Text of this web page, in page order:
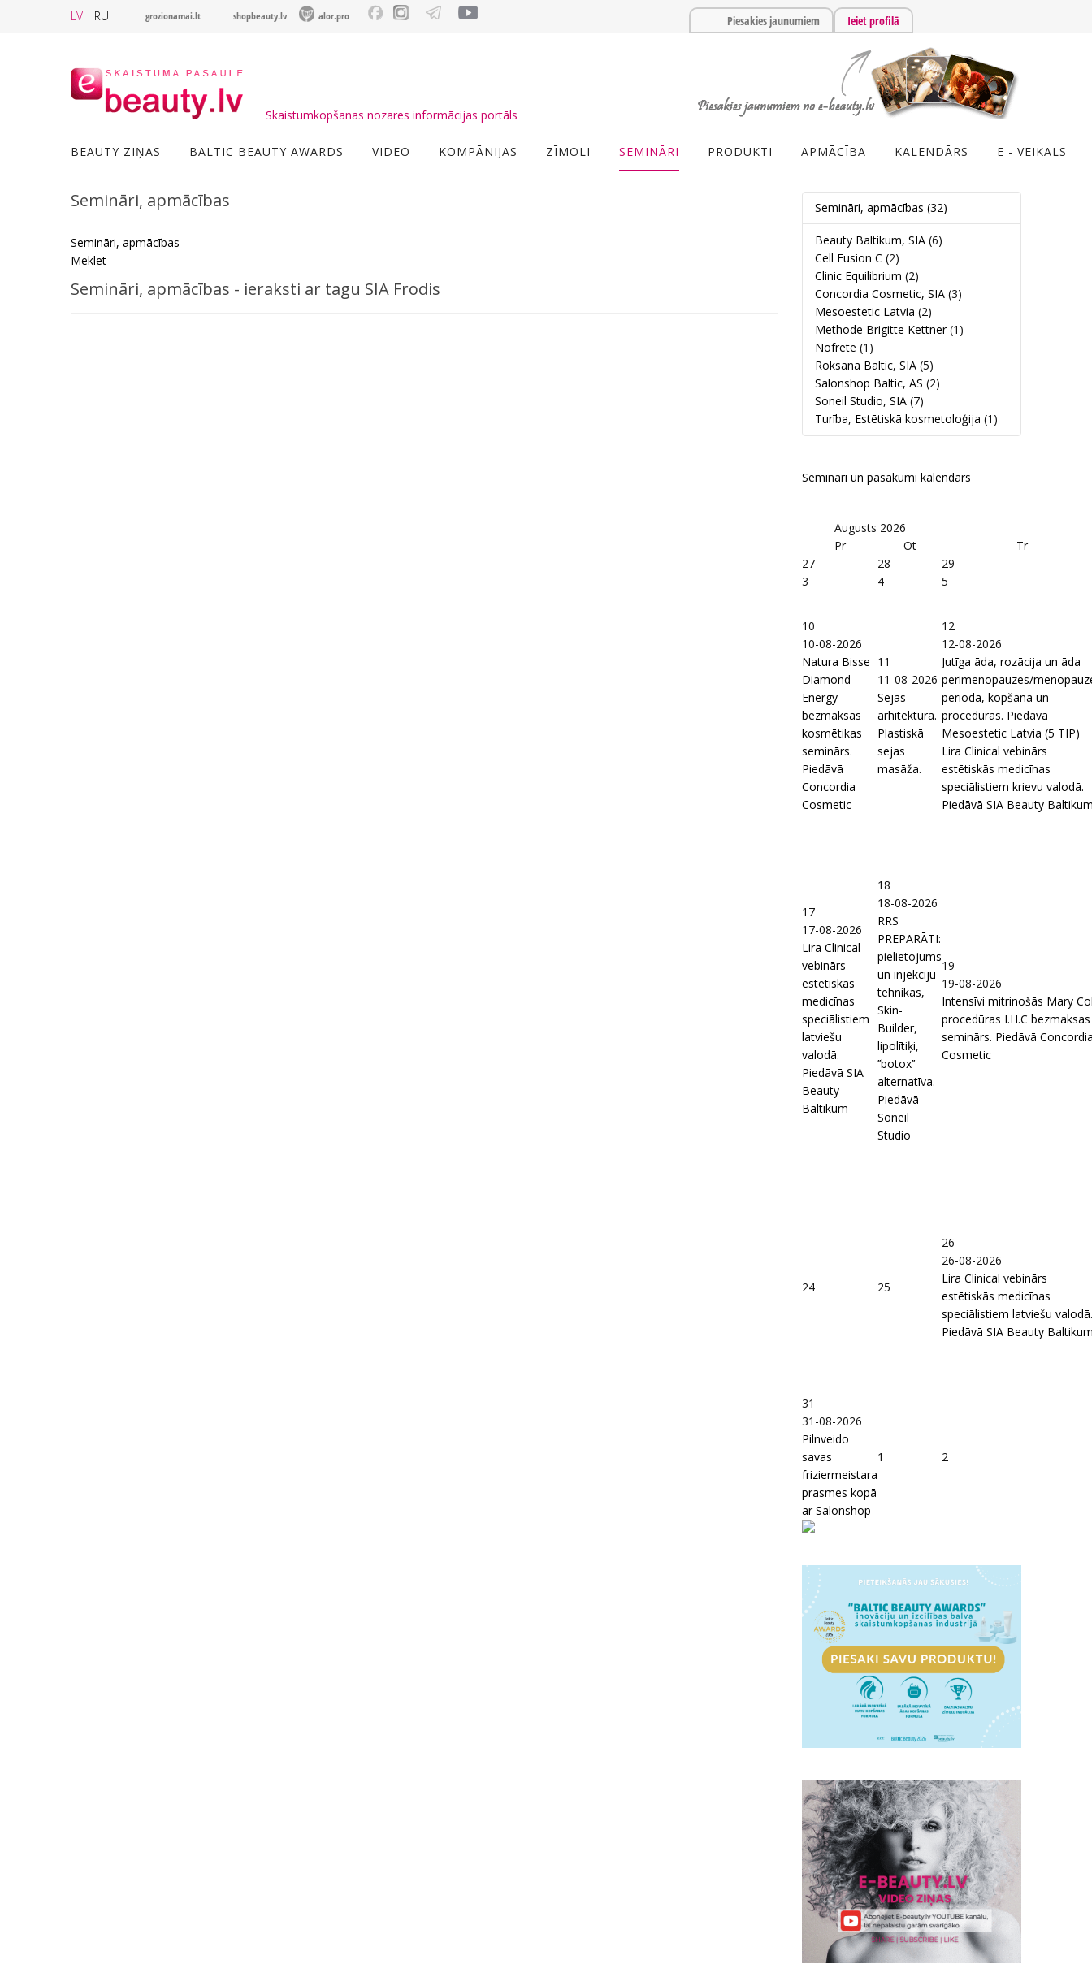
LV RU grozionamai.lt shopbeauty.lv alor.pro Piesakies jaunumiem Ieiet profilā
Skaistumkopšanas nozares informācijas portāls
BEAUTY ZIŅAS BALTIC BEAUTY AWARDS VIDEO KOMPĀNIJAS ZĪMOLI SEMINĀRI PRODUKTI APMĀCĪBA KALENDĀRS E - VEIKALS
Semināri, apmācības
Semināri, apmācības
Meklēt
Semināri, apmācības - ieraksti ar tagu SIA Frodis
Semināri, apmācības (32)
Beauty Baltikum, SIA (6)
Cell Fusion C (2)
Clinic Equilibrium (2)
Concordia Cosmetic, SIA (3)
Mesoestetic Latvia (2)
Methode Brigitte Kettner (1)
Nofrete (1)
Roksana Baltic, SIA (5)
Salonshop Baltic, AS (2)
Soneil Studio, SIA (7)
Turība, Estētiskā kosmetoloģija (1)
Semināri un pasākumi kalendārs
Augusts 2026
Pr
Ot
Tr
27
28
29
3
4 5
10
10-08-2026
Natura Bisse
Diamond
Energy
bezmaksas
kosmētikas
seminārs.
Piedāvā
Concordia
Cosmetic
11
11-08-2026
Sejas
arhitektūra.
Plastiskā
sejas
masāža.
12
12-08-2026
Jutīga āda, rozācija un āda
perimenopauzes/
periodā, kopšana un
procedūras. Piedāvā
Mesoestetic Latvia (5 TIP)
Lira Clinical vebinārs
estētiskās medicīnas
speciālistiem krievu valodā.
Piedāvā SIA Beauty
17
17-08-2026
Lira Clinical
vebinārs
estētiskās
medicīnas
speciālistiem
latviešu
valodā.
Piedāvā SIA
Beauty
Baltikum
18
18-08-2026
RRS
PREPARĀTI:
pielietojums
un injekciju
tehnikas,
Skin-
Builder,
lipolītiķi,
’’botox’’
alternatīva.
Piedāvā
Soneil
Studio
19
19-08-2026
Intensīvi mitrinošās Mary
procedūras I.H.C bezmaksas
seminārs. Piedāvā
Cosmetic
24 25
26
26-08-2026
Lira Clinical vebinārs
estētiskās medicīnas
speciālistiem latviešu valodā.
Piedāvā SIA Beauty
31
31-08-2026
Pilnveido
savas
friziermeistara
prasmes kopā
ar Salonshop
1 2